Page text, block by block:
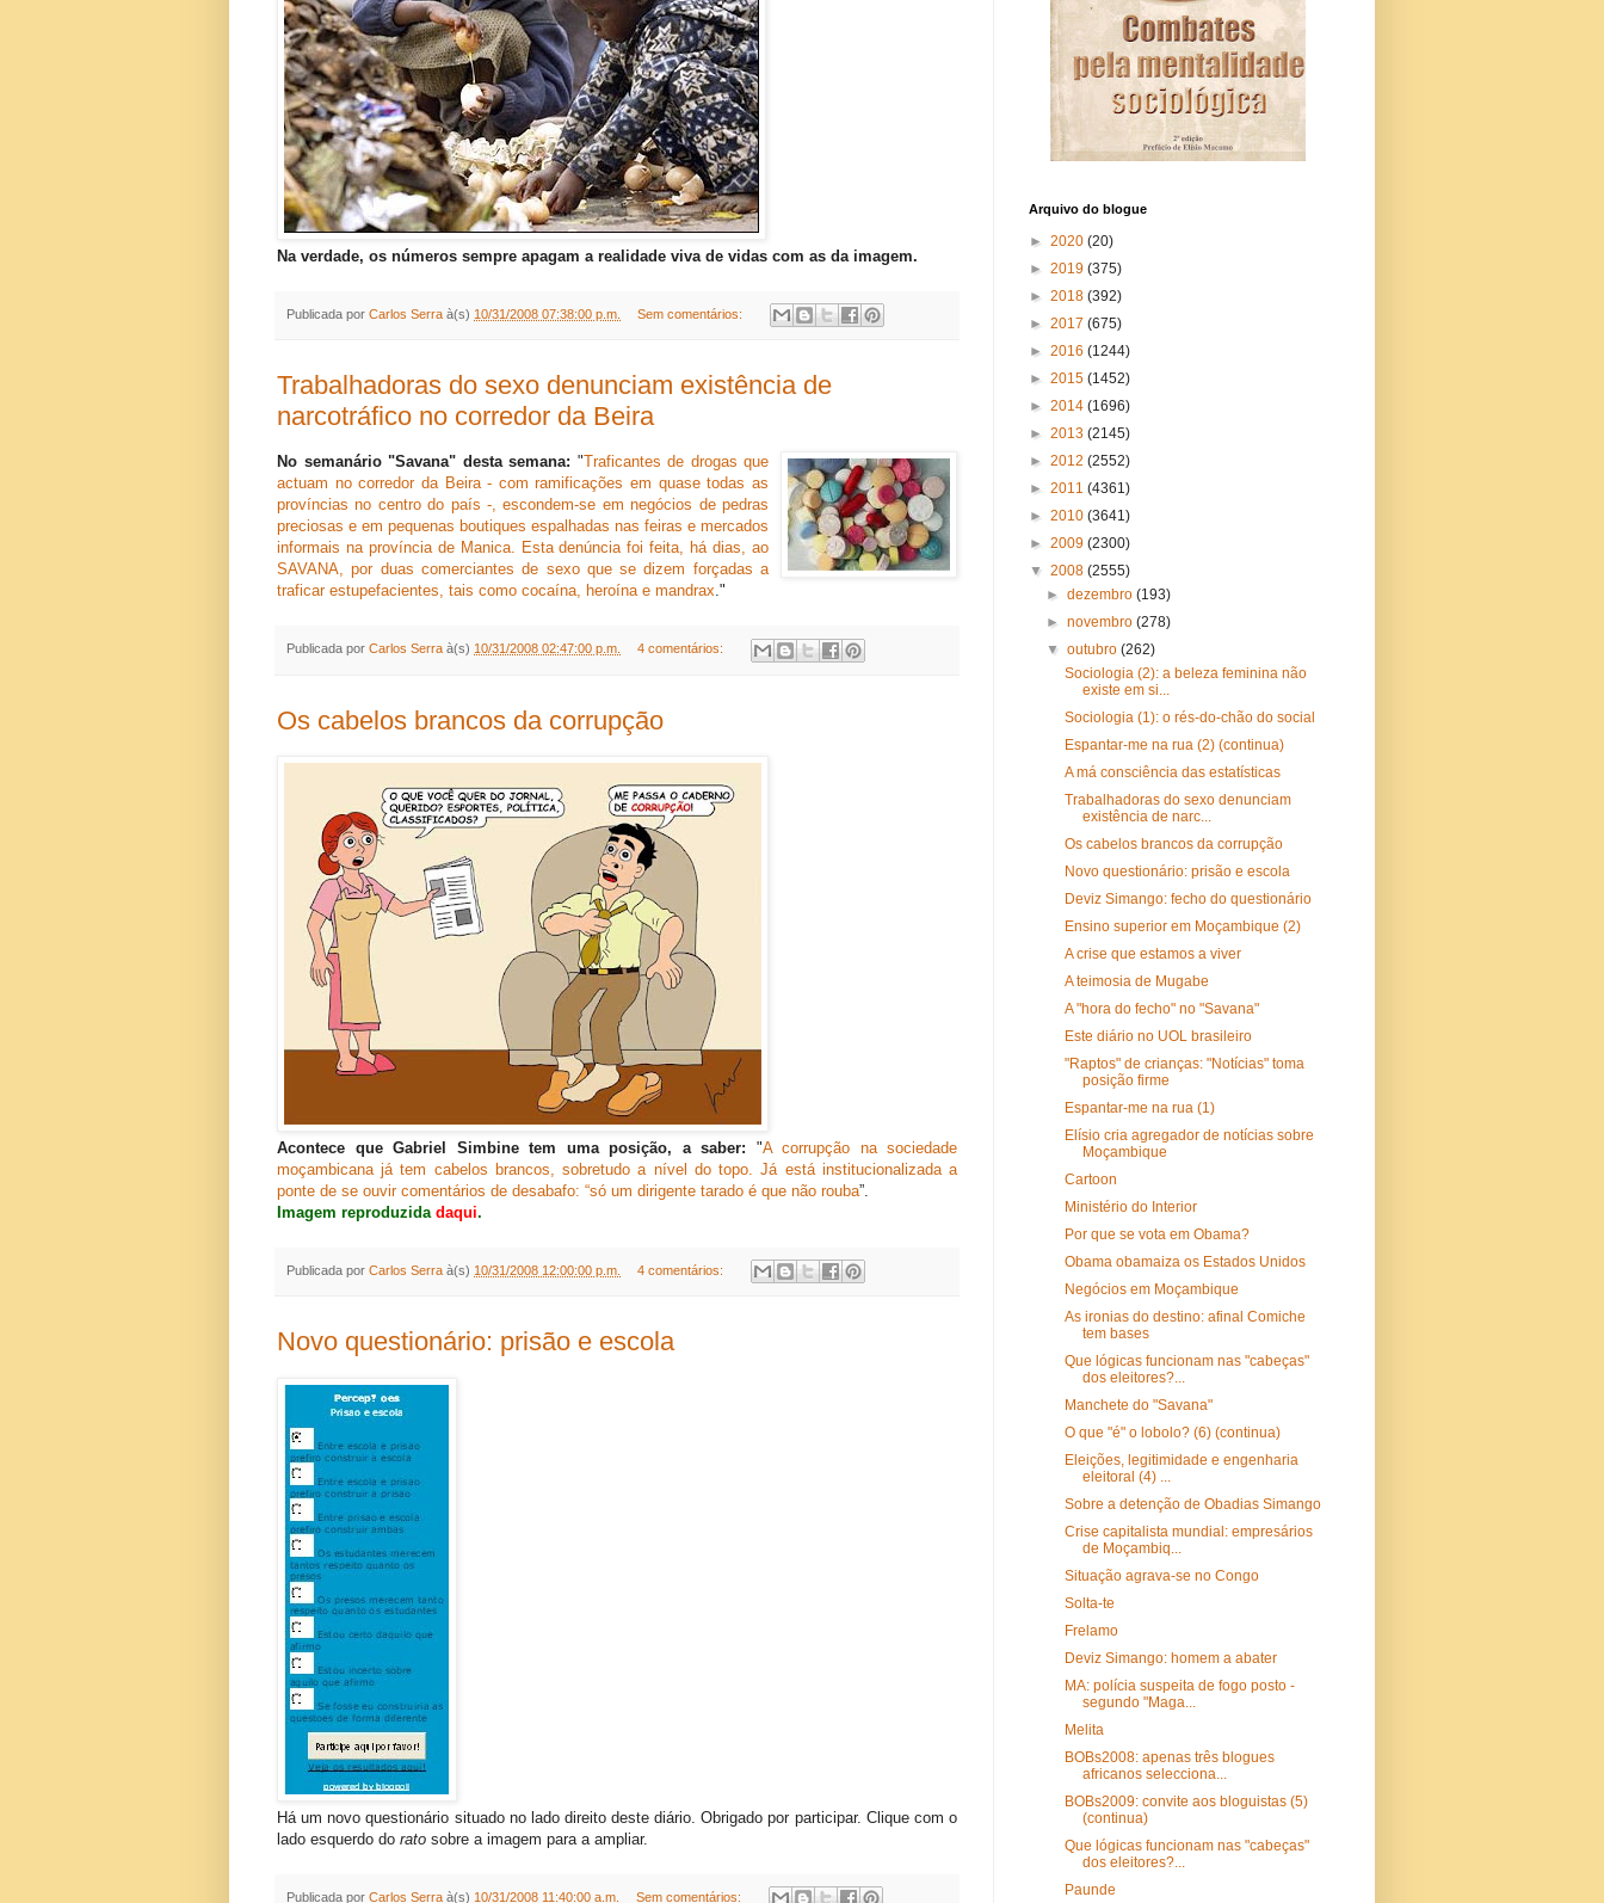
Na verdade, os números sempre apagam a realidade viva de vidas com as da imagem.
Publicada por Carlos Serra à(s) 10/31/2008 07:38:00 p.m. Sem comentários:
Trabalhadoras do sexo denunciam existência de
narcotráfico no corredor da Beira
No semanário "Savana" desta semana: "Traficantes de drogas que
actuam no corredor da Beira - com ramificações em quase todas as
províncias no centro do país -, escondem-se em negócios de pedras
preciosas e em pequenas boutiques espalhadas nas feiras e mercados
informais na província de Manica. Esta denúncia foi feita, há dias, ao
SAVANA, por duas comerciantes de sexo que se dizem forçadas a
traficar estupefacientes, tais como cocaína, heroína e mandrax."
Publicada por Carlos Serra à(s) 10/31/2008 02:47:00 p.m. 4 comentários:
Os cabelos brancos da corrupção
Acontece que Gabriel Simbine tem uma posição, a saber: "A corrupção na sociedade
moçambicana já tem cabelos brancos, sobretudo a nível do topo. Já está institucionalizada a
ponte de se ouvir comentários de desabafo: “só um dirigente tarado é que não rouba”.
Imagem reproduzida daqui.
Publicada por Carlos Serra à(s) 10/31/2008 12:00:00 p.m. 4 comentários:
Novo questionário: prisão e escola
Há um novo questionário situado no lado direito deste diário. Obrigado por participar. Clique com o
lado esquerdo do rato sobre a imagem para a ampliar.
Publicada por Carlos Serra à(s) 10/31/2008 11:40:00 a.m. Sem comentários:
Arquivo do blogue
► 2020 (20)
► 2019 (375)
► 2018 (392)
► 2017 (675)
► 2016 (1244)
► 2015 (1452)
► 2014 (1696)
► 2013 (2145)
► 2012 (2552)
► 2011 (4361)
► 2010 (3641)
► 2009 (2300)
▼ 2008 (2555)
►dezembro(193)
►novembro(278)
▼outubro(262)
Sociologia (2): a beleza feminina não
existe em si...
Sociologia (1): o rés-do-chão do social
Espantar-me na rua (2) (continua)
A má consciência das estatísticas
Trabalhadoras do sexo denunciam
existência de narc...
Os cabelos brancos da corrupção
Novo questionário: prisão e escola
Deviz Simango: fecho do questionário
Ensino superior em Moçambique (2)
A crise que estamos a viver
A teimosia de Mugabe
A "hora do fecho" no "Savana"
Este diário no UOL brasileiro
"Raptos" de crianças: "Notícias" toma
posição firme
Espantar-me na rua (1)
Elísio cria agregador de notícias sobre
Moçambique
Cartoon
Ministério do Interior
Por que se vota em Obama?
Obama obamaiza os Estados Unidos
Negócios em Moçambique
As ironias do destino: afinal Comiche
tem bases
Que lógicas funcionam nas "cabeças"
dos eleitores?...
Manchete do "Savana"
O que "é" o lobolo? (6) (continua)
Eleições, legitimidade e engenharia
eleitoral (4) ...
Sobre a detenção de Obadias Simango
Crise capitalista mundial: empresários
de Moçambiq...
Situação agrava-se no Congo
Solta-te
Frelamo
Deviz Simango: homem a abater
MA: polícia suspeita de fogo posto -
segundo "Maga...
Melita
BOBs2008: apenas três blogues
africanos selecciona...
BOBs2009: convite aos bloguistas (5)
(continua)
Que lógicas funcionam nas "cabeças"
dos eleitores?...
Paunde